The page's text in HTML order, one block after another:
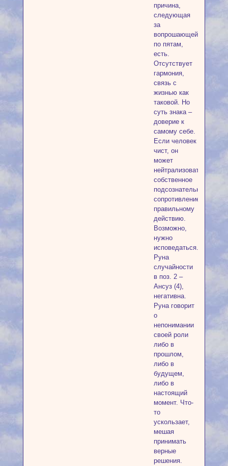
причина,
следующая
за
вопрошающей
по пятам,
есть.
Отсутствует
гармония,
связь с
жизнью как
таковой. Но
суть знака –
доверие к
самому себе.
Если человек
чист, он
может
нейтрализовать
собственное
подсознательное
сопротивление
правильному
действию.
Возможно,
нужно
исповедаться.
Руна
случайности
в поз. 2 –
Ансуз (4),
негативна.
Руна говорит
о
непонимании
своей роли
либо в
прошлом,
либо в
будущем,
либо в
настоящий
момент. Что-
то
ускользает,
мешая
принимать
верные
решения.